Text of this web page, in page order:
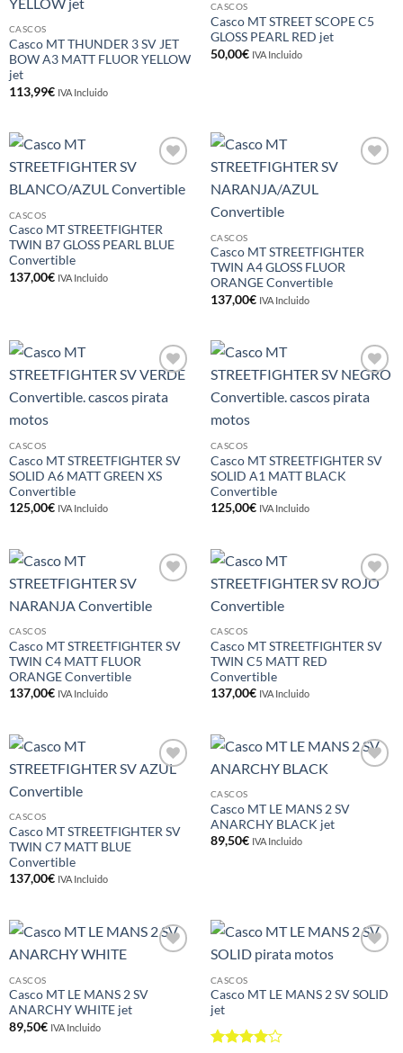
CASCOS
Casco MT THUNDER 3 SV JET
BOW A3 MATT FLUOR YELLOW
jet
113,99€ IVA Incluido
lista de
deseos
CASCOS
Casco MT STREET SCOPE C5
GLOSS PEARL RED jet
50,00€ IVA Incluido
a la
CASCOS
Casco MT STREETFIGHTER
TWIN B7 GLOSS PEARL BLUE
Convertible
137,00€ IVA Incluido
CASCOS
Casco MT STREETFIGHTER
TWIN A4 GLOSS FLUOR
ORANGE Convertible
137,00€ IVA Incluido
a la
CASCOS
Casco MT STREETFIGHTER SV
SOLID A6 MATT GREEN XS
Convertible
125,00€ IVA Incluido
a la
CASCOS
Casco MT STREETFIGHTER SV
SOLID A1 MATT BLACK
Convertible
125,00€ IVA Incluido
CASCOS
Casco MT STREETFIGHTER SV
TWIN C4 MATT FLUOR
ORANGE Convertible
137,00€ IVA Incluido
CASCOS
Casco MT STREETFIGHTER SV
TWIN C5 MATT RED
Convertible
137,00€ IVA Incluido
CASCOS
Casco MT STREETFIGHTER SV
TWIN C7 MATT BLUE
Convertible
137,00€ IVA Incluido
CASCOS
Casco MT LE MANS 2 SV
ANARCHY BLACK jet
89,50€ IVA Incluido
CASCOS
Casco MT LE MANS 2 SV
ANARCHY WHITE jet
89,50€ IVA Incluido
lista de
deseos
CASCOS
Casco MT LE MANS 2 SV SOLID
jet